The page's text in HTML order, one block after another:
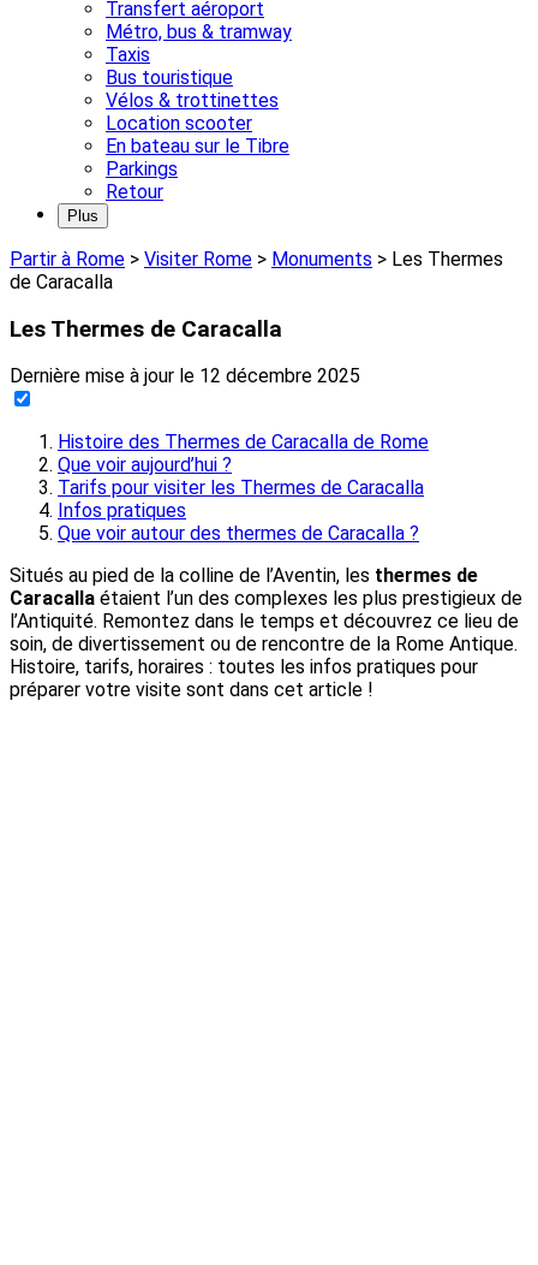
Transfert aéroport
Métro, bus & tramway
Taxis
Bus touristique
Vélos & trottinettes
Location scooter
En bateau sur le Tibre
Parkings
Retour
Plus
Partir à Rome > Visiter Rome > Monuments > Les Thermes
de Caracalla
Les Thermes de Caracalla
Dernière mise à jour le 12 décembre 2025
Histoire des Thermes de Caracalla de Rome
Que voir aujourd’hui ?
Tarifs pour visiter les Thermes de Caracalla
Infos pratiques
Que voir autour des thermes de Caracalla ?
Situés au pied de la colline de l’Aventin, les thermes de
Caracalla étaient l’un des complexes les plus prestigieux de
l’Antiquité. Remontez dans le temps et découvrez ce lieu de
soin, de divertissement ou de rencontre de la Rome Antique.
Histoire, tarifs, horaires : toutes les infos pratiques pour
préparer votre visite sont dans cet article !